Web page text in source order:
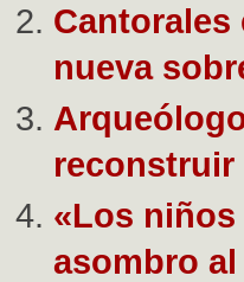
Cantorales
nueva
«Los
asombro